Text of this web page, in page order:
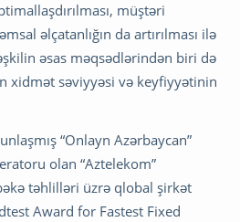
müştəri
əlçatanlığın da artırılması ilə
əsas məqsədlərindən biri də
xidmət səviyyəsi və keyfiyyətinin
“Onlayn Azərbaycan”
olan “Aztelekom”
təhlilləri üzrə qlobal şirkət
Award for Fastest Fixed